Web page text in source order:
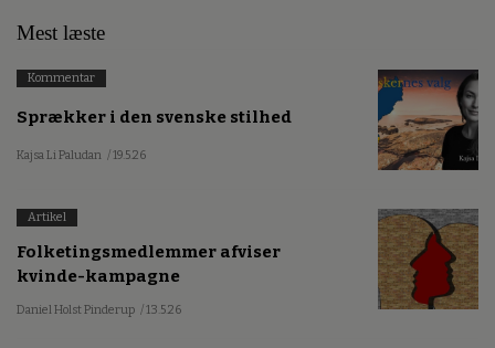
Mest læste
Kommentar
Sprækker i den svenske stilhed
Kajsa Li Paludan / 19.5.26
Artikel
Folketingsmedlemmer afviser
kvinde-kampagne
Daniel Holst Pinderup / 13.5.26